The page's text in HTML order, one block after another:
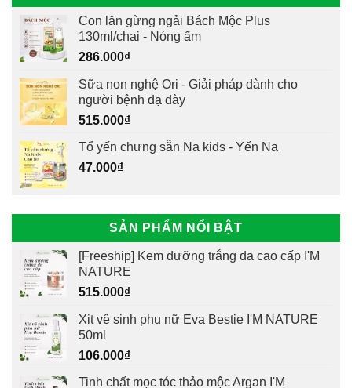
Con lăn gừng ngải Bách Mộc Plus
130ml/chai - Nóng ấm
286.000₫
Sữa non nghệ Ori - Giải pháp dành cho
người bệnh dạ dày
515.000₫
Tổ yến chưng sẵn Na kids - Yến Na
47.000₫
SẢN PHẨM NỔI BẬT
[Freeship] Kem dưỡng trắng da cao cấp I'M
NATURE
515.000₫
Xịt vệ sinh phụ nữ Eva Bestie I'M NATURE
50ml
106.000₫
Tinh chất mọc tóc thảo mộc Argan I'M